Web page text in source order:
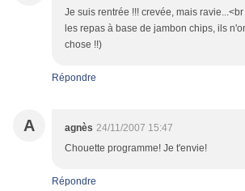
Je suis rentrée !!! crevée, mais
les repas à base de jambon chips, ils
chose !!)
Répondre
A agnès 24/11/2007 15:47
Chouette programme! Je t'envie!
Répondre